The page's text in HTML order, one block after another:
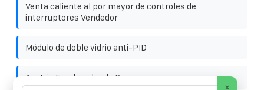
Venta caliente al por mayor de controles de
interruptores Vendedor
Módulo de doble vidrio anti-PID
Austria Farola solar de 6 m
×